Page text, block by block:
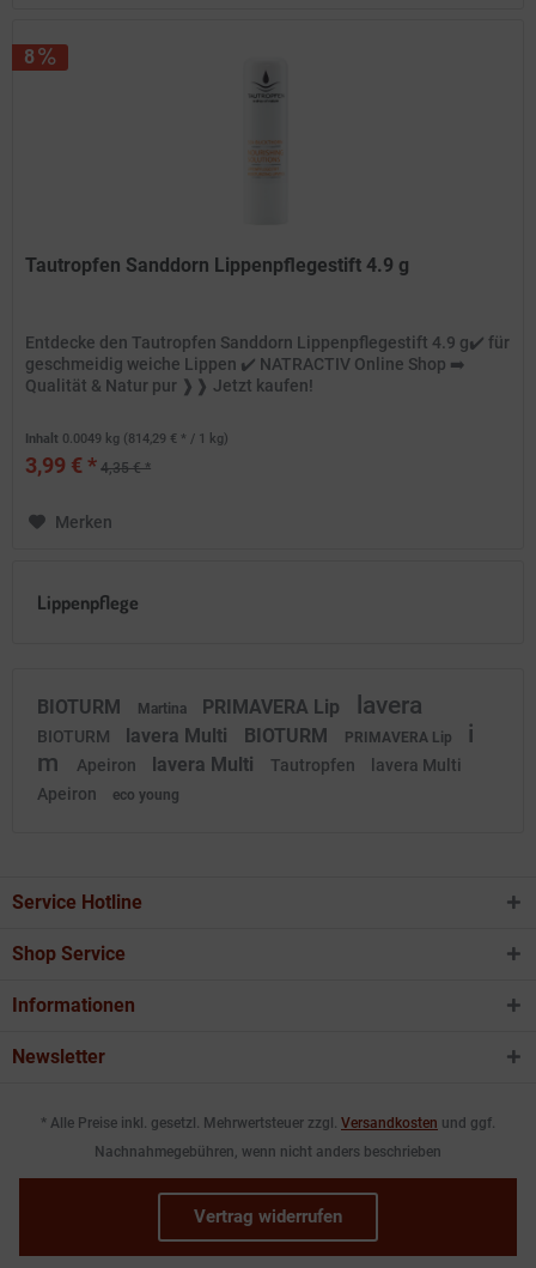
8
Tautropfen Sanddorn Lippenpflegestift 4.9 g
Entdecke den Tautropfen Sanddorn Lippenpflegestift 4.9 g✔️ für
geschmeidig weiche Lippen ✔️ NATRACTIV Online Shop ➡️
Qualität & Natur pur ❱❱ Jetzt kaufen!
Inhalt 0.0049 kg (814,29 € * / 1 kg)
3,99 € * 4,35 € *
Merken
Lippenpflege
BIOTURM Martina PRIMAVERA Lip lavera
BIOTURM lavera Multi BIOTURM PRIMAVERA Lip
i
m
Apeiron lavera Multi Tautropfen
lavera Multi
Apeiron
eco young
Service Hotline
Shop Service
Informationen
Newsletter
* Alle Preise inkl. gesetzl. Mehrwertsteuer zzgl. Versandkosten und ggf.
Nachnahmegebühren, wenn nicht anders beschrieben
Vertrag widerrufen